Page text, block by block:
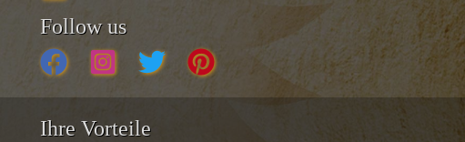
Follow us
Ihre Vorteile